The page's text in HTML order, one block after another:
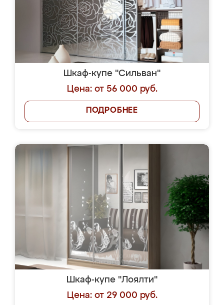
Шкаф-купе "Сильван"
Цена: от 56 000 руб.
ПОДРОБНЕЕ
Шкаф-купе "Лоялти"
Цена: от 29 000 руб.